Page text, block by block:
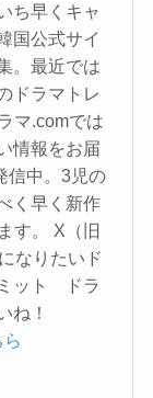
ち早くキャ
国公式サイ
。最近では
ドラマトレ
マ.comでは
情報をお届
信中。3児の
く早く新作
す。 X（旧
なりたいド
ット ドラ
ね！